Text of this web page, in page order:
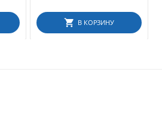
В КОРЗИНУ